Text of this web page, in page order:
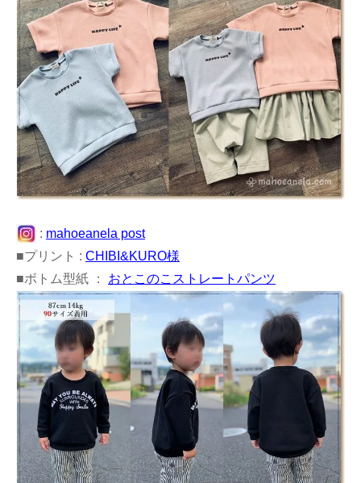
: mahoeanela post
■プリント : CHIBI&KURO様
■ボトム型紙 ： おとこのこストレートパンツ